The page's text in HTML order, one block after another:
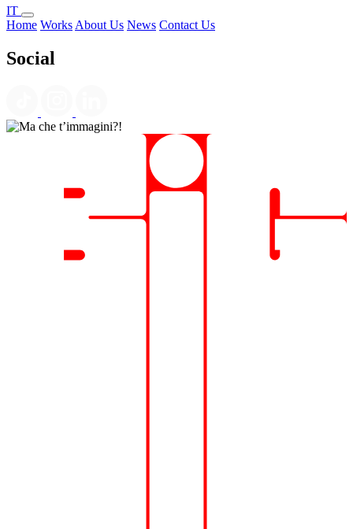
IT
Home Works About Us News Contact Us
Social